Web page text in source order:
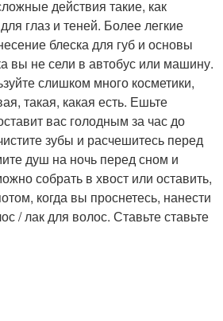
действия такие, как
глаз и теней. Более легкие
блеска для губ и основы
вы не сели в автобус или машину.
слишком много косметики,
такая, какая есть. Ешьте
вас голодным за час до
зубы и расчешитесь перед
душ на ночь перед сном и
собрать в хвост или оставить,
когда вы проснетесь, нанести
/ лак для волос. Ставьте ставьте